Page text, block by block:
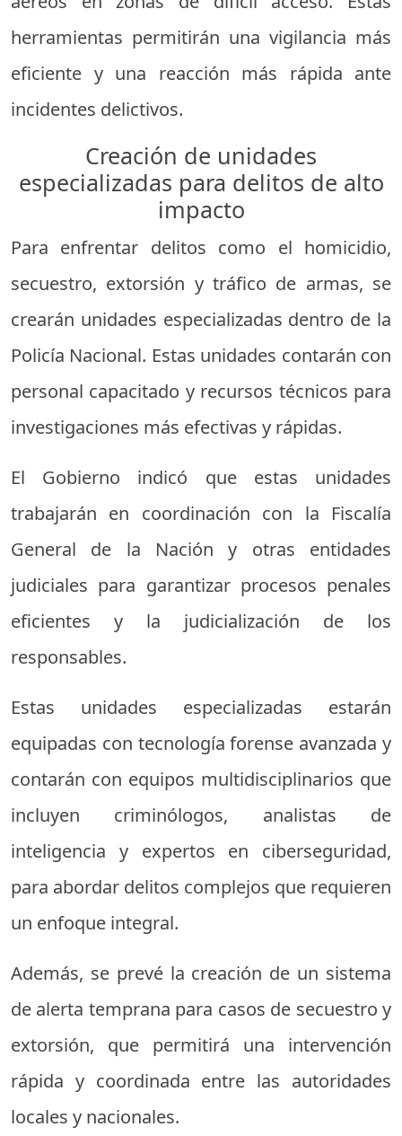
herramientas permitirán una vigilancia más
eficiente y una reacción más rápida ante
incidentes delictivos.
Creación de unidades
especializadas para delitos de alto
impacto
Para enfrentar delitos como el homicidio,
secuestro, extorsión y tráfico de armas, se
crearán unidades especializadas dentro de la
Policía Nacional. Estas unidades contarán con
personal capacitado y recursos técnicos para
investigaciones más efectivas y rápidas.
El Gobierno indicó que estas unidades
trabajarán en coordinación con la Fiscalía
General de la Nación y otras entidades
judiciales para garantizar procesos penales
eficientes y la judicialización de los
responsables.
Estas unidades especializadas estarán
equipadas con tecnología forense avanzada y
contarán con equipos multidisciplinarios que
incluyen criminólogos, analistas de
inteligencia y expertos en ciberseguridad,
para abordar delitos complejos que requieren
un enfoque integral.
Además, se prevé la creación de un sistema
de alerta temprana para casos de secuestro y
extorsión, que permitirá una intervención
rápida y coordinada entre las autoridades
locales y nacionales.